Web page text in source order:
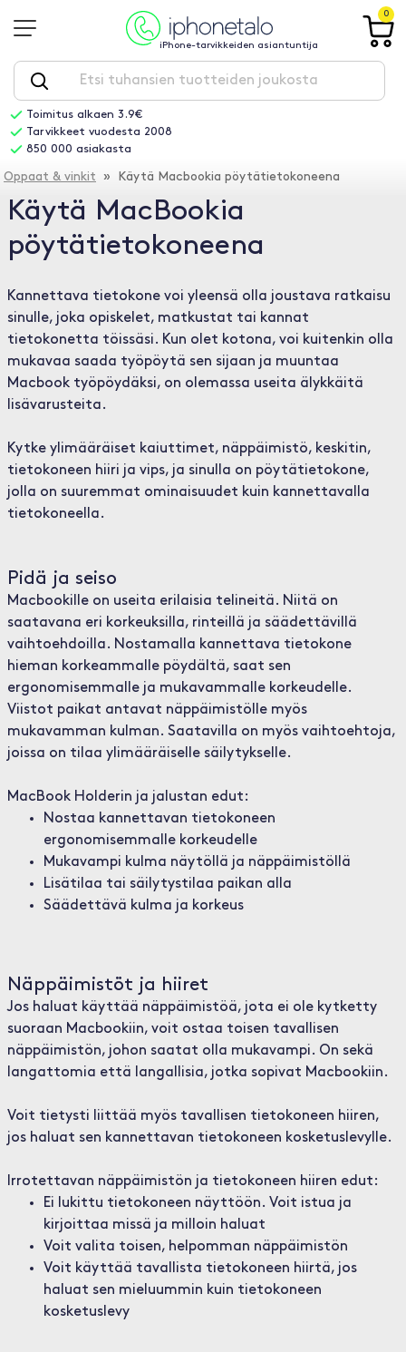
iPhone-tarvikkeiden asiantuntija
0
Toimitus alkaen 3.9€
Tarvikkeet vuodesta 2008
850 000 asiakasta
Oppaat & vinkit » Käytä Macbookia pöytätietokoneena
Käytä MacBookia
pöytätietokoneena
Kannettava tietokone voi yleensä olla joustava ratkaisu
sinulle, joka opiskelet, matkustat tai kannat
tietokonetta töissäsi. Kun olet kotona, voi kuitenkin olla
mukavaa saada työpöytä sen sijaan ja muuntaa
Macbook työpöydäksi, on olemassa useita älykkäitä
lisävarusteita.
Kytke ylimääräiset kaiuttimet, näppäimistö, keskitin,
tietokoneen hiiri ja vips, ja sinulla on pöytätietokone,
jolla on suuremmat ominaisuudet kuin kannettavalla
tietokoneella.
Pidä ja seiso
Macbookille on useita erilaisia telineitä. Niitä on
saatavana eri korkeuksilla, rinteillä ja säädettävillä
vaihtoehdoilla. Nostamalla kannettava tietokone
hieman korkeammalle pöydältä, saat sen
ergonomisemmalle ja mukavammalle korkeudelle.
Viistot paikat antavat näppäimistölle myös
mukavamman kulman. Saatavilla on myös vaihtoehtoja,
joissa on tilaa ylimääräiselle säilytykselle.
MacBook Holderin ja jalustan edut:
Nostaa kannettavan tietokoneen
ergonomisemmalle korkeudelle
Mukavampi kulma näytöllä ja näppäimistöllä
Lisätilaa tai säilytystilaa paikan alla
Säädettävä kulma ja korkeus
Näppäimistöt ja hiiret
Jos haluat käyttää näppäimistöä, jota ei ole kytketty
suoraan Macbookiin, voit ostaa toisen tavallisen
näppäimistön, johon saatat olla mukavampi. On sekä
langattomia että langallisia, jotka sopivat Macbookiin.
Voit tietysti liittää myös tavallisen tietokoneen hiiren,
jos haluat sen kannettavan tietokoneen kosketuslevylle.
Irrotettavan näppäimistön ja tietokoneen hiiren edut:
Ei lukittu tietokoneen näyttöön. Voit istua ja
kirjoittaa missä ja milloin haluat
Voit valita toisen, helpomman näppäimistön
Voit käyttää tavallista tietokoneen hiirtä, jos
haluat sen mieluummin kuin tietokoneen
kosketuslevy